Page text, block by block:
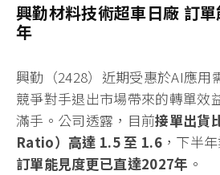
興勤材料技術超車日廠 訂
年
興勤（2428）近期受惠於AI應用
競爭對手退出市場帶來的轉單效
滿手。公司透露，目前接單出
Ratio）高達 1.5 至 1.6 ，下半
訂單能見度更已直達2027年 。